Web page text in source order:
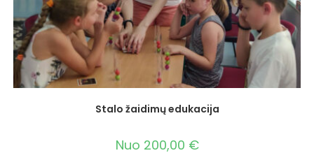
Stalo žaidimų edukacija
Nuo 200,00 €